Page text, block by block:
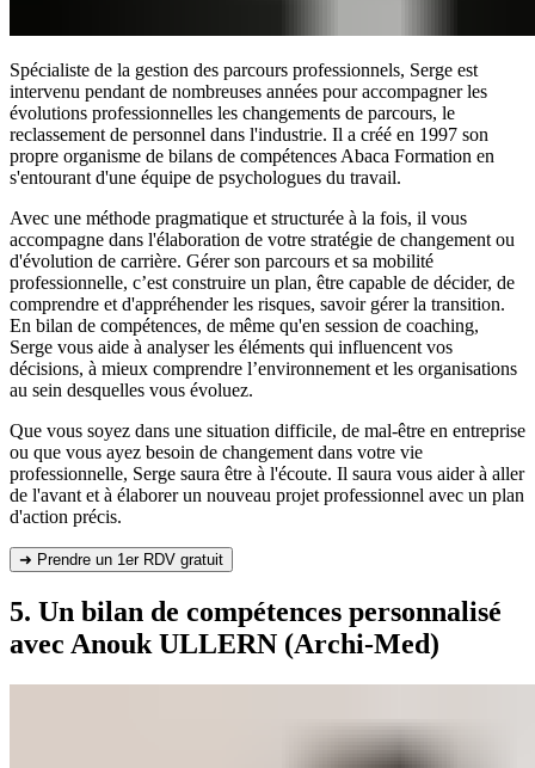
Spécialiste de la gestion des parcours professionnels, Serge est
intervenu pendant de nombreuses années pour accompagner les
évolutions professionnelles les changements de parcours, le
reclassement de personnel dans l'industrie. Il a créé en 1997 son
propre organisme de bilans de compétences Abaca Formation en
s'entourant d'une équipe de psychologues du travail.
Avec une méthode pragmatique et structurée à la fois, il vous
accompagne dans l'élaboration de votre stratégie de changement ou
d'évolution de carrière. Gérer son parcours et sa mobilité
professionnelle, c’est construire un plan, être capable de décider, de
comprendre et d'appréhender les risques, savoir gérer la transition.
En bilan de compétences, de même qu'en session de coaching,
Serge vous aide à analyser les éléments qui influencent vos
décisions, à mieux comprendre l’environnement et les organisations
au sein desquelles vous évoluez.
Que vous soyez dans une situation difficile, de mal-être en entreprise
ou que vous ayez besoin de changement dans votre vie
professionnelle, Serge saura être à l'écoute. Il saura vous aider à aller
de l'avant et à élaborer un nouveau projet professionnel avec un plan
d'action précis.
➜ Prendre un 1er RDV gratuit
5. Un bilan de compétences personnalisé
avec Anouk ULLERN (Archi-Med)